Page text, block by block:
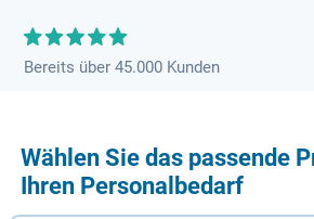
Bereits über 45.000 Kunden
Wählen Sie das passende
Ihren Personalbedarf